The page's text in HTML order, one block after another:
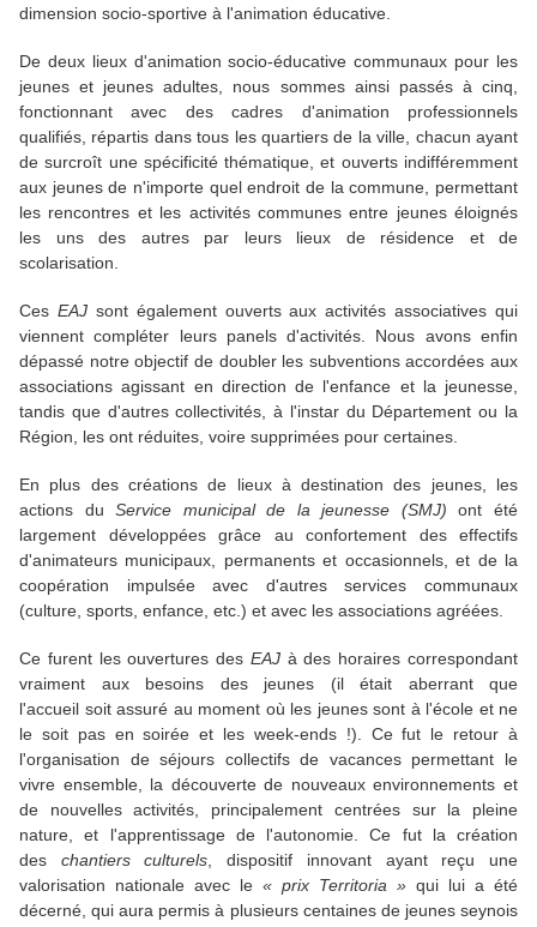
dimension socio-sportive à l'animation éducative.
De deux lieux d'animation socio-éducative communaux pour les
jeunes et jeunes adultes, nous sommes ainsi passés à cinq,
fonctionnant avec des cadres d'animation professionnels
qualifiés, répartis dans tous les quartiers de la ville, chacun ayant
de surcroît une spécificité thématique, et ouverts indifféremment
aux jeunes de n'importe quel endroit de la commune, permettant
les rencontres et les activités communes entre jeunes éloignés
les uns des autres par leurs lieux de résidence et de
scolarisation.
Ces EAJ sont également ouverts aux activités associatives qui
viennent compléter leurs panels d'activités. Nous avons enfin
dépassé notre objectif de doubler les subventions accordées aux
associations agissant en direction de l'enfance et la jeunesse,
tandis que d'autres collectivités, à l'instar du Département ou la
Région, les ont réduites, voire supprimées pour certaines.
En plus des créations de lieux à destination des jeunes, les
actions duService municipal de la jeunesse (SMJ)ont été
largement développées grâce au confortement des effectifs
d'animateurs municipaux, permanents et occasionnels, et de la
coopération impulsée avec d'autres services communaux
(culture, sports, enfance, etc.) et avec les associations agréées.
Ce furent les ouvertures des EAJ à des horaires correspondant
vraiment aux besoins des jeunes (il était aberrant que
l'accueil soit assuré au moment où les jeunes sont à l'école et ne
le soit pas en soirée et les week-ends !). Ce fut le retour à
l'organisation de séjours collectifs de vacances permettant le
vivre ensemble, la découverte de nouveaux environnements et
de nouvelles activités, principalement centrées sur la pleine
nature, et l'apprentissage de l'autonomie. Ce fut la création
des chantiers culturels , dispositif innovant ayant reçu une
valorisation nationale avec le « prix Territoria » qui lui a été
décerné, qui aura permis à plusieurs centaines de jeunes seynois